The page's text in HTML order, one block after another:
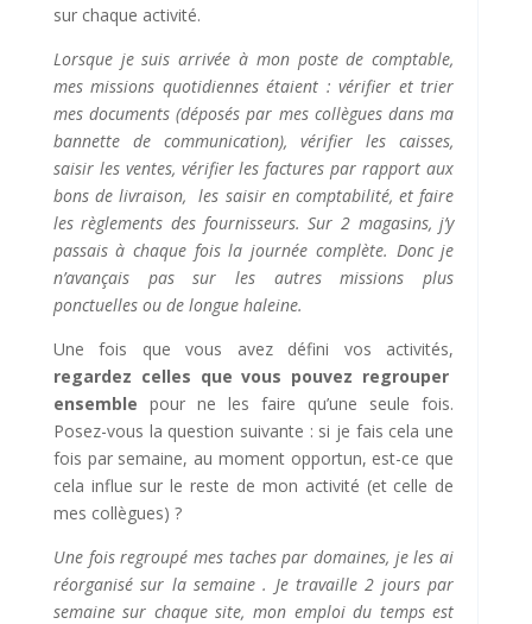
sur chaque activité.
Lorsque je suis arrivée à mon poste de comptable,
mes missions quotidiennes étaient : vérifier et trier
mes documents (déposés par mes collègues dans ma
bannette de communication), vérifier les caisses,
saisir les ventes, vérifier les factures par rapport aux
bons de livraison, les saisir en comptabilité, et faire
les règlements des fournisseurs. Sur 2 magasins, j’y
passais à chaque fois la journée complète. Donc je
n’avançais pas sur les autres missions plus
ponctuelles ou de longue haleine.
Une fois que vous avez défini vos activités,
regardez celles que vous pouvez regrouper
ensemble pour ne les faire qu’une seule fois.
Posez-vous la question suivante : si je fais cela une
fois par semaine, au moment opportun, est-ce que
cela influe sur le reste de mon activité (et celle de
mes collègues) ?
Une fois regroupé mes taches par domaines, je les ai
réorganisé sur la semaine . Je travaille 2 jours par
semaine sur chaque site, mon emploi du temps est